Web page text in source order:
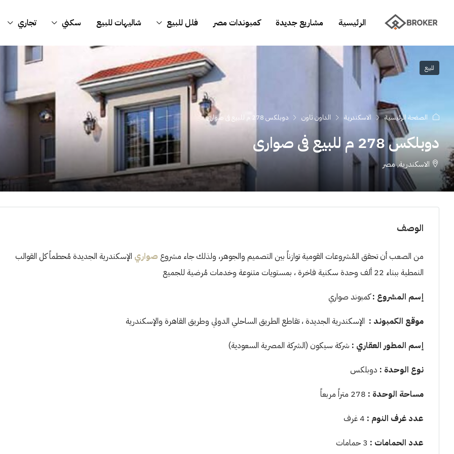
الرئيسية مشاريع جديدة كمبوندات مصر فلل للبيع شاليهات للبيع سكني تجاري
للبيع
الصفحة الرئيسية الاسكندرية الداون تاون دوبلكس 278 م للبيع فى صوارى
دوبلكس 278 م للبيع فى صوارى
الاسكندرية, مصر
الوصف
من الصعب أن تحقق المُشروعات القومية توازناً بين التصميم والجوهر، ولذلك جاء مشروع صواري الإسكندرية الجديدة مُحطماً كل القوالب
النمطية ببناء 22 ألف وحدة سكنية فاخرة ، بمستويات متنوعة وخدمات مُرضية للجميع
إسم المشروع :كمبوند صواري
موقع الكمبوند : الإسكندرية الجديدة ، تقاطع الطريق الساحلي الدولي وطريق القاهرة والإسكندرية
إسم المطور العقاري : شركة سيكون (الشركة المصرية السعودية)
نوع الوحدة : دوبلكس
مساحة الوحدة :
عدد غرف النوم : 4 غرف
عدد الحمامات : 3 حمامات